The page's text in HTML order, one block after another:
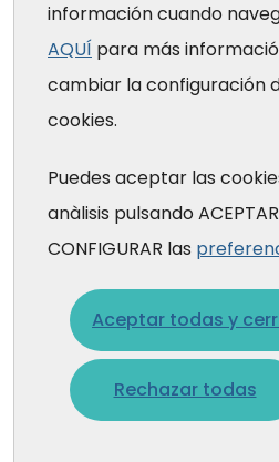
información cuando
AQUÍ para más
cambiar la configuración
cookies.
Puedes aceptar las
anàlisis pulsando
CONFIGURAR las
Aceptar todas y
Rechazar todas
19 nov. 2025
El estudio de
para prevenir